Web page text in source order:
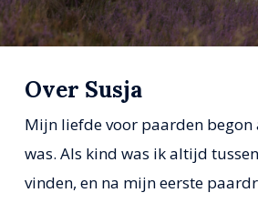
Over Susja
Mijn liefde voor paarden begon
was. Als kind was ik altijd
vinden, en na mijn eerste